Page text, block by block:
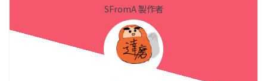
SFromA 製作者